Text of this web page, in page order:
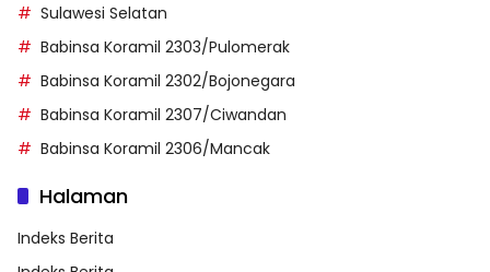
Sulawesi Selatan
Babinsa Koramil 2303/Pulomerak
Babinsa Koramil 2302/Bojonegara
Babinsa Koramil 2307/Ciwandan
Babinsa Koramil 2306/Mancak
Halaman
Indeks Berita